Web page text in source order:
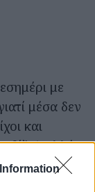
με
μέσα δεν
και
αλλά